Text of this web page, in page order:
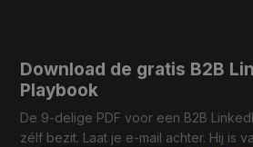
Download de gratis B2B
Playbook
De 9-delige PDF voor een B2B
zélf bezit. Laat je e-mail achter. Hij is